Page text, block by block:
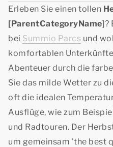
Erleben Sie einen tollen
[ParentCategoryName]?
bei Summio Parcs und
komfortablen
Abenteuer durch die
Sie das milde Wetter zu
oft die idealen
Ausflüge, wie zum
und Radtouren. Der
um gemeinsam 'the best